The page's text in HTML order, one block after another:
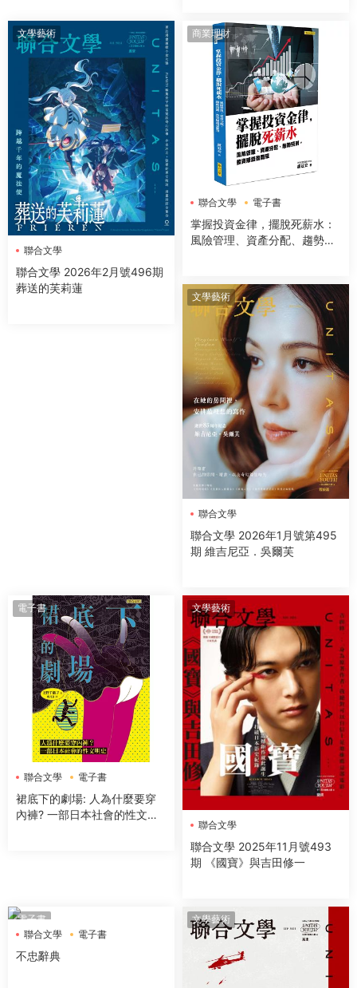
文學藝術
聯合文學
聯合文學 2026年2月號496期
葬送的芙莉蓮
商業理財
聯合文學 電子書
掌握投資金律，擺脫死薪水：
風險管理、資產分配、趨勢預
文學藝術
聯合文學
聯合文學 2026年1月號第495
期 維吉尼亞．吳爾芙
電子書
聯合文學 電子書
裙底下的劇場: 人為什麼要穿
內褲? 一部日本社會的性文明
文學藝術
聯合文學
聯合文學 2025年11月號493
期 《國寶》與吉田修一
電子書
聯合文學
電子書
不忠辭典
文學藝術